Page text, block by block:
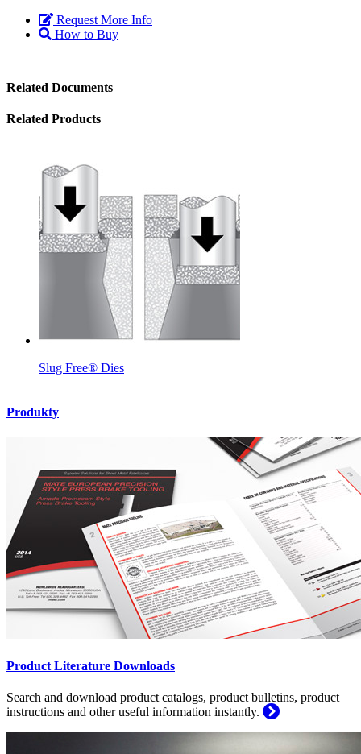
Request More Info
How to Buy
Related Documents
Related Products
Slug Free® Dies
Produkty
Product Literature Downloads
Search and download product catalogs, product bulletins, product
instructions and other useful information instantly.